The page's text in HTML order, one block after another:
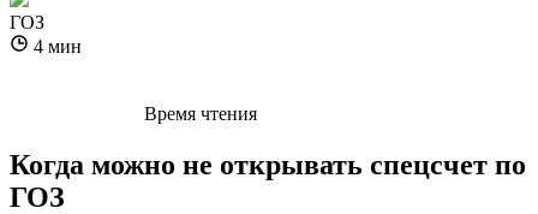
ГОЗ
4 мин
Время чтения
Когда можно не открывать спецсчет по
ГОЗ